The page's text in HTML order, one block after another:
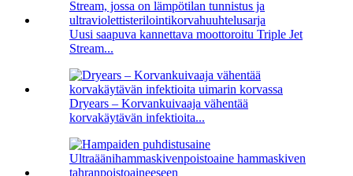
Uusi saapuva kannettava moottoroitu Triple Jet
Stream...
Dryears – Korvankuivaaja vähentää
korvakäytävän infektioita...